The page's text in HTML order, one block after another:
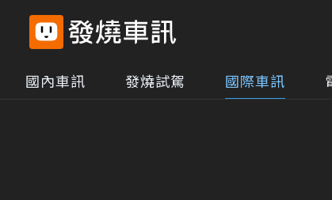
國內車訊 發燒試駕 國際車訊